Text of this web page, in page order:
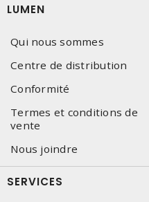
LUMEN
Qui nous sommes
Centre de distribution
Conformité
Termes et conditions de
vente
Nous joindre
SERVICES